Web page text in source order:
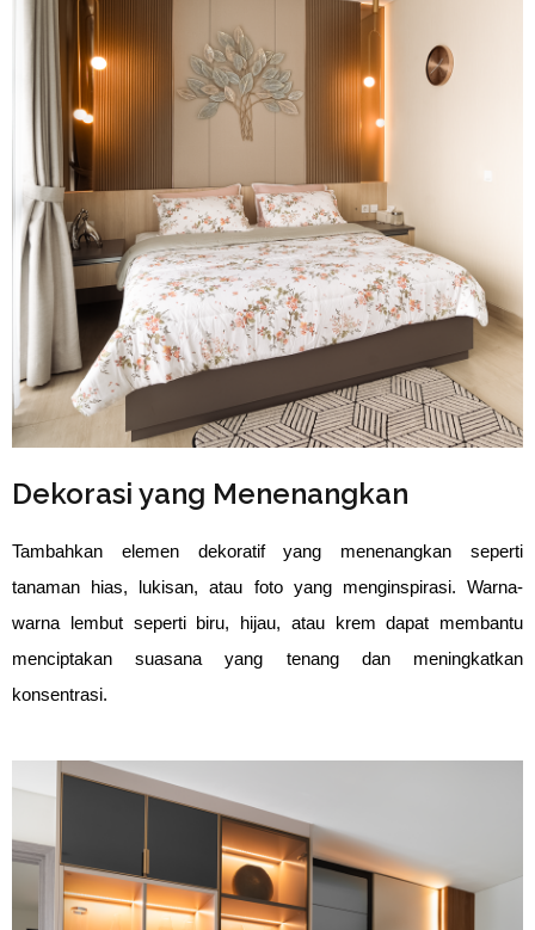
⁠Dekorasi yang Menenangkan
Tambahkan elemen dekoratif yang menenangkan seperti
tanaman hias, lukisan, atau foto yang menginspirasi. Warna-
warna lembut seperti biru, hijau, atau krem dapat membantu
menciptakan suasana yang tenang dan meningkatkan
konsentrasi.